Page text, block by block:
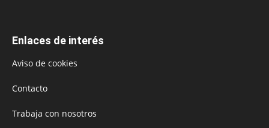
Enlaces de interés
Aviso de cookies
Contacto
Trabaja con nosotros